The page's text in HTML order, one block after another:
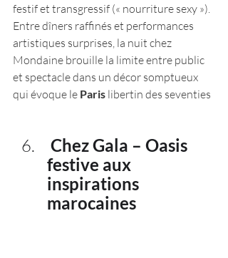
festif et transgressif (« nourriture sexy »).
Entre dîners raffinés et performances
artistiques surprises, la nuit chez
Mondaine brouille la limite entre public
et spectacle dans un décor somptueux
qui évoque le Paris libertin des seventies
festive aux
inspirations
marocaines